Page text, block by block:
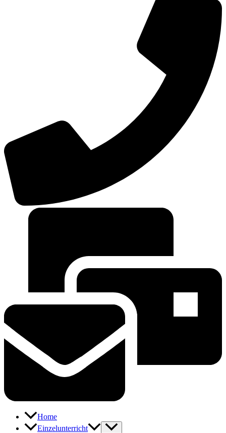
Home
Einzelunterricht